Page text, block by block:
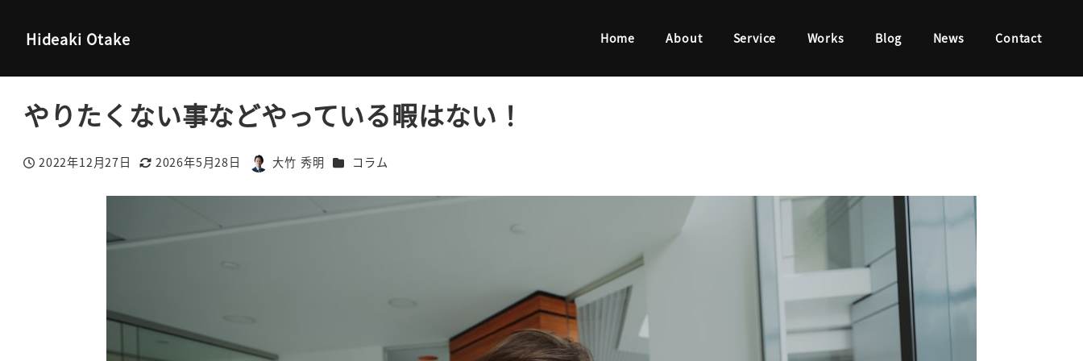
Hideaki Otake Home About Service Works Blog News Contact
やりたくない事などやっている暇はない！
投稿日
2022年12月27日
更新日
2026年5月28日
著
大竹 秀明 カテゴリー
コラム